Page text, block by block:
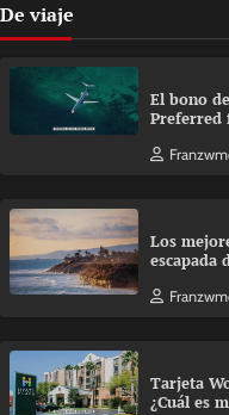
De viaje
El bono
Preferred
Los
escapada
Tarjeta
¿Cuál es